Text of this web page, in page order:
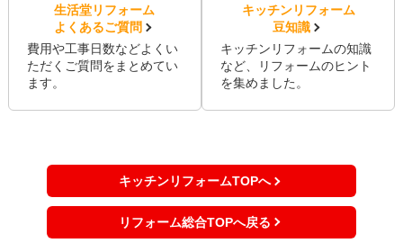
生活堂リフォーム
よくあるご質問
費用や工事日数などよくい
ただくご質問をまとめてい
ます。
キッチンリフォーム
豆知識
キッチンリフォームの知識
など、リフォームのヒント
を集めました。
キッチンリフォームTOPへ
リフォーム総合TOPへ戻る